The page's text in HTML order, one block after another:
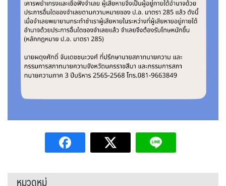
หมวดหมู่